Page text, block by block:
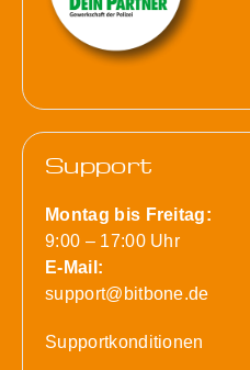
Support
Montag bis Freitag:
9:00 – 17:00 Uhr
E-Mail:
support@bitbone.de
Supportkonditionen